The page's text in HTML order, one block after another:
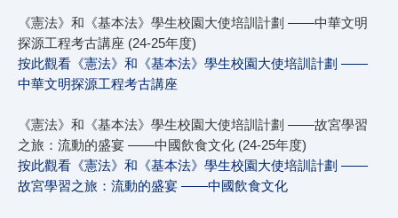
《憲法》和《基本法》學生校園大使培訓計劃 ——中華文明
探源工程考古講座 (24-25年度)
按此觀看《憲法》和《基本法》學生校園大使培訓計劃 ——
中華文明探源工程考古講座
《憲法》和《基本法》學生校園大使培訓計劃 ——故宮學習
之旅：流動的盛宴 ——中國飲食文化 (24-25年度)
按此觀看《憲法》和《基本法》學生校園大使培訓計劃 ——
故宮學習之旅：流動的盛宴 ——中國飲食文化